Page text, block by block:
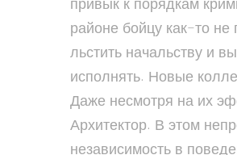
районе бойцу как-то
льстить начальству и
исполнять. Новые
Даже несмотря на их
Архитектор. В этом
независимость в